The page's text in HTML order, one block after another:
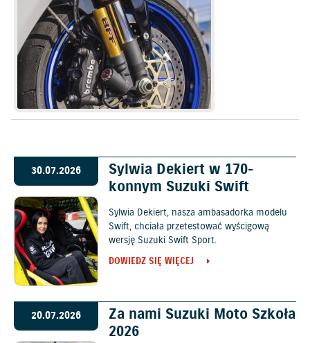
30.07.2026
Sylwia Dekiert w 170-
konnym Suzuki Swift
Sylwia Dekiert, nasza ambasadorka modelu
Swift, chciała przetestować wyścigową
wersję Suzuki Swift Sport.
DOWIEDZ SIĘ WIĘCEJ
20.07.2026
Za nami Suzuki Moto Szkoła
2026